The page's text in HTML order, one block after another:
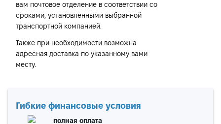
вам почтовое отделение в соответствии со
сроками, установленными выбранной
транспортной компанией.
Также при необходимости возможна
адресная доставка по указанному вами
месту.
Гибкие финансовые условия
полная оплата